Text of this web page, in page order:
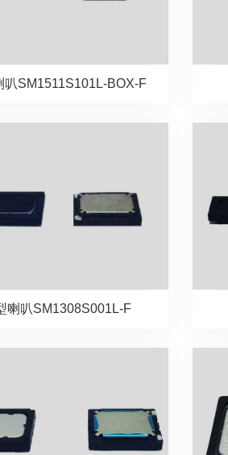
叭SM1511S101L-BOX-F
喇叭SM1308S001L-F